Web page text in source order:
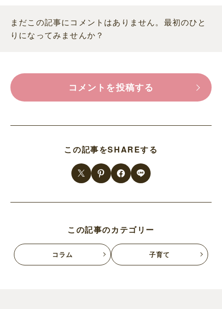
まだこの記事にコメントはありません。最初のひと
りになってみませんか？
コメントを投稿する
この記事をSHAREする
この記事のカテゴリー
コラム 子育て